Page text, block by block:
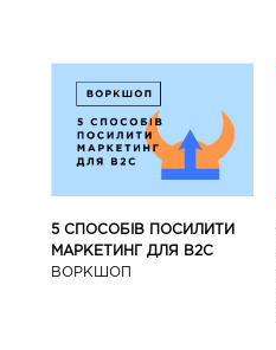
5 СПОСОБІВ ПОСИЛИТИ
МАРКЕТИНГ ДЛЯ В2С
ВОРКШОП